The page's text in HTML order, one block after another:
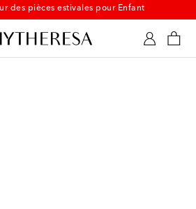
des pièces estivales pour Enfant